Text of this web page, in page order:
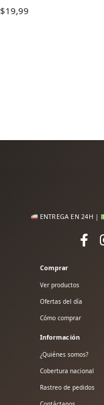
$19,99
ENTREGA EN 24H |
Comprar
Ver productos
Ofertas del día
Cómo comprar
Información
¿Quiénes somos?
Cobertura nacional
Rastreo de pedidos